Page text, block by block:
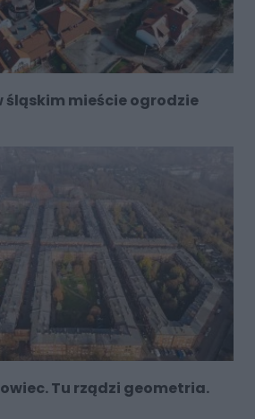
śląskim mieście ogrodzie
Tu rządzi geometria.